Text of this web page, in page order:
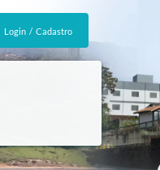
Login / Cadastro